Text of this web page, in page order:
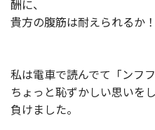
酬に、
貴方の腹筋は耐えられるか
私は電車で読んでて「ンフ
ちょっと恥ずかしい思いを
負けました。